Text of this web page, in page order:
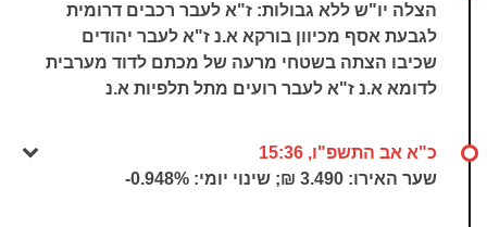
הצלה יו"ש ללא גבולות: ז"א לעבר רכבים דרומית
לגבעת אסף מכיוון בורקא א.נ ז"א לעבר יהודים
שכיבו הצתה בשטחי מרעה של מכתם לדוד מערבית
לדומא א.נ ז"א לעבר רועים מתל תלפיות א.נ
כ"א אב התשפ"ו, 15:36
שער האירו: 3.490 ₪; שינוי יומי:
-0.948%